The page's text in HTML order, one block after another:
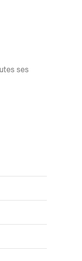
ses